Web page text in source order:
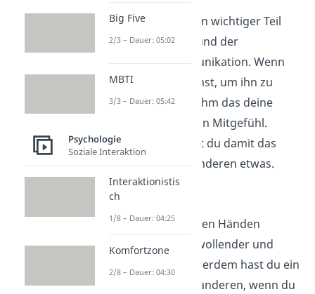
Berührungen sind ein wichtiger Teil
der Körpersprache und der
nonverbalen Kommunikation. Wenn
du jemanden umarmst, um ihn zu
trösten, signalisiert ihm das deine
Anteilnahme und dein Mitgefühl.
Gleichzeitig steigerst du damit das
Wohlbefinden des anderen etwas.
Warme Hände
Menschen mit warmen Händen
nimmst du als wohlwollender und
herzlicher wahr. Außerdem hast du ein
positiveres Bild von anderen, wenn du
Big Five
2/3 – Dauer: 05:02
MBTI
3/3 – Dauer: 05:42
Psychologie
Soziale Interaktion
Interaktionistis
ch
1/8 – Dauer: 04:25
Komfortzone
2/8 – Dauer: 04:30